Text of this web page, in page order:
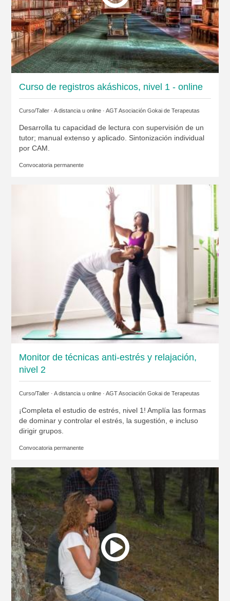
Curso de registros akáshicos, nivel 1 - online
Curso/Taller · A distancia u online · AGT Asociación Gokai de Terapeutas
Desarrolla tu capacidad de lectura con supervisión de un
tutor; manual extenso y aplicado. Sintonización individual
por CAM.
Convocatoria permanente
Monitor de técnicas anti-estrés y relajación,
nivel 2
Curso/Taller · A distancia u online · AGT Asociación Gokai de Terapeutas
¡Completa el estudio de estrés, nivel 1! Amplía las formas
de dominar y controlar el estrés, la sugestión, e incluso
dirigir grupos.
Convocatoria permanente